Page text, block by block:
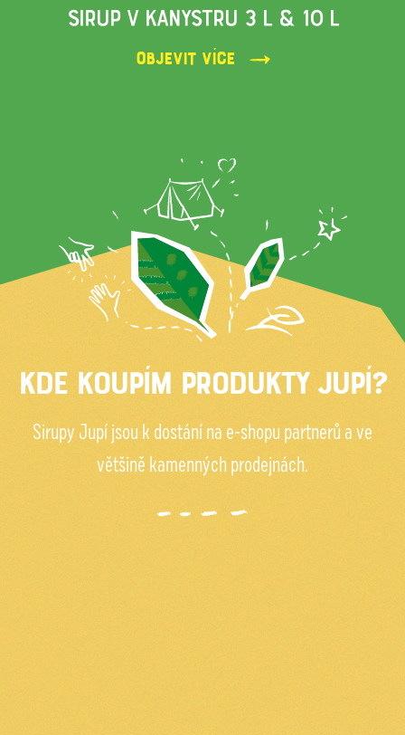
SIRUP V KANYSTRU 3 L & 10 L
Objevit více
KDE KOUPÍM PRODUKTY JUPÍ?
Sirupy Jupí jsou k dostání na e-shopu partnerů a ve
většině kamenných prodejnách.